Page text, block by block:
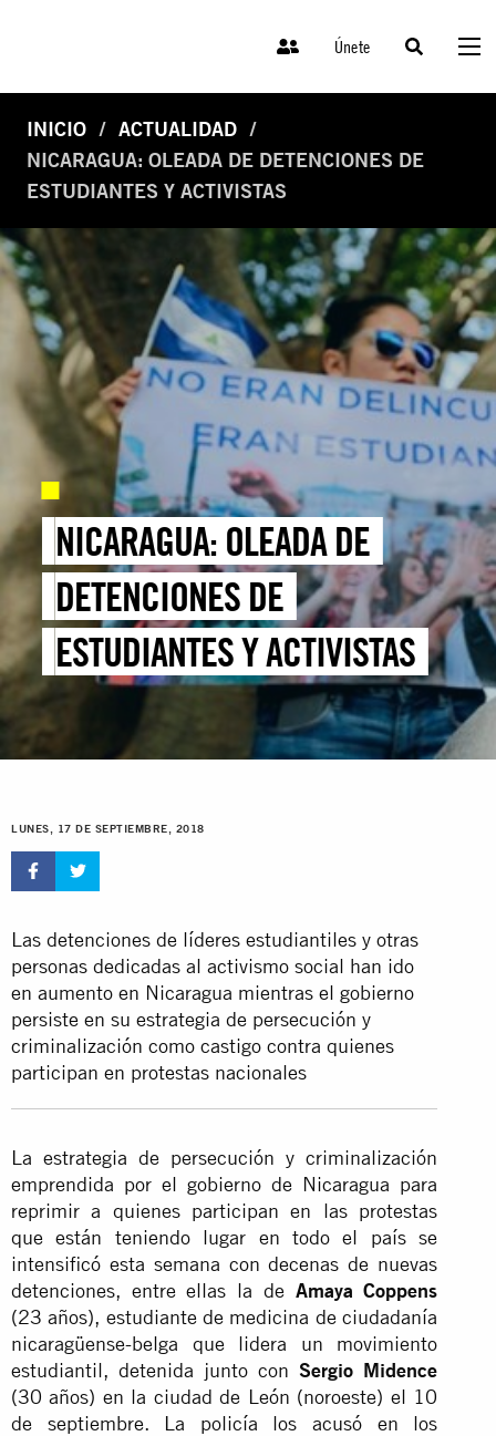
Únete
INICIO
ACTUALIDAD
NICARAGUA: OLEADA DE DETENCIONES DE
ESTUDIANTES Y ACTIVISTAS
NICARAGUA: OLEADA DE
DETENCIONES DE
ESTUDIANTES Y ACTIVISTAS
LUNES, 17 DE SEPTIEMBRE, 2018
Las detenciones de líderes estudiantiles y otras
personas dedicadas al activismo social han ido
en aumento en Nicaragua mientras el gobierno
persiste en su estrategia de persecución y
criminalización como castigo contra quienes
participan en protestas nacionales
La estrategia de persecución y criminalización
emprendida por el gobierno de Nicaragua para
reprimir a quienes participan en las protestas
que están teniendo lugar en todo el país se
intensificó esta semana con decenas de nuevas
detenciones, entre ellas la de Amaya Coppens
(23 años), estudiante de medicina de ciudadanía
nicaragüense-belga que lidera un movimiento
estudiantil, detenida junto con Sergio Midence
(30 años) en la ciudad de León (noroeste) el 10
de septiembre. La policía los acusó en los